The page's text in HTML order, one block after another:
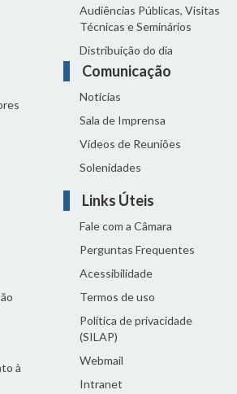
Audiências Públicas, Visitas
Técnicas e Seminários
Distribuição do dia
Comunicação
Notícias
Sala de Imprensa
Vídeos de Reuniões
Solenidades
à
Links Úteis
Fale com a Câmara
Perguntas Frequentes
Acessibilidade
Termos de uso
Política de privacidade
(SILAP)
Webmail
Intranet